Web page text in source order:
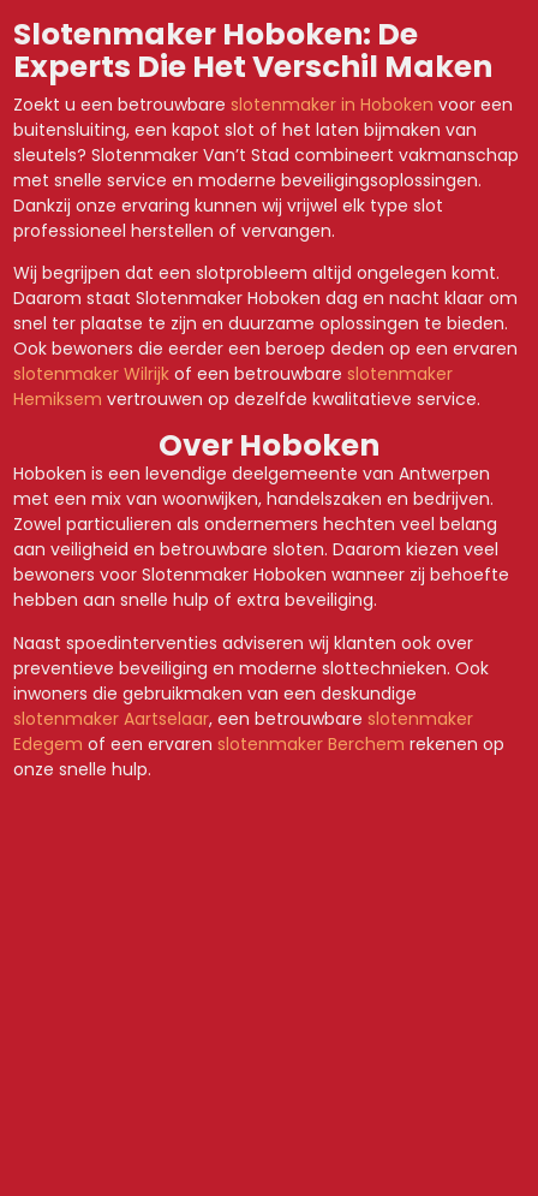
Slotenmaker Hoboken: De
Experts Die Het Verschil Maken
Zoekt u een betrouwbare slotenmaker in Hoboken voor een
buitensluiting, een kapot slot of het laten bijmaken van
sleutels? Slotenmaker Van’t Stad combineert vakmanschap
met snelle service en moderne beveiligingsoplossingen.
Dankzij onze ervaring kunnen wij vrijwel elk type slot
professioneel herstellen of vervangen.
Wij begrijpen dat een slotprobleem altijd ongelegen komt.
Daarom staat Slotenmaker Hoboken dag en nacht klaar om
snel ter plaatse te zijn en duurzame oplossingen te bieden.
Ook bewoners die eerder een beroep deden op een ervaren
slotenmaker Wilrijk of een betrouwbare slotenmaker
Hemiksem vertrouwen op dezelfde kwalitatieve service.
Over Hoboken
Hoboken is een levendige deelgemeente van Antwerpen
met een mix van woonwijken, handelszaken en bedrijven.
Zowel particulieren als ondernemers hechten veel belang
aan veiligheid en betrouwbare sloten. Daarom kiezen veel
bewoners voor Slotenmaker Hoboken wanneer zij behoefte
hebben aan snelle hulp of extra beveiliging.
Naast spoedinterventies adviseren wij klanten ook over
preventieve beveiliging en moderne slottechnieken. Ook
inwoners die gebruikmaken van een deskundige
slotenmaker Aartselaar, een betrouwbare slotenmaker
Edegem of een ervaren slotenmaker Berchem rekenen op
onze snelle hulp.